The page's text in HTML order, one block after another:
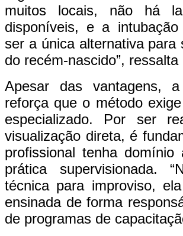
muitos locais, não há
disponíveis, e a
ser a única alternativa para
do recém-nascido”, ressalta
Apesar das vantagens,
reforça que o método
especializado. Por ser
visualização direta, é
profissional tenha domínio
prática supervisionada.
técnica para improviso,
ensinada de forma
de programas de